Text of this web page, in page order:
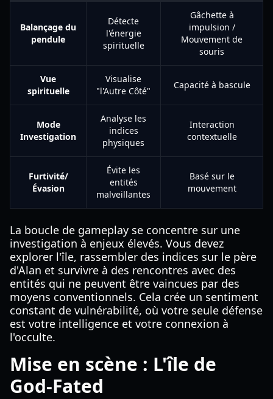
Balançage du
pendule
Détecte
l'énergie
spirituelle
Gâchette à
impulsion /
Mouvement de
souris
Vue
spirituelle
Visualise
"l'Autre Côté"
Capacité à bascule
Mode
Investigation
Analyse les
indices
physiques
Interaction
contextuelle
Furtivité/
Évasion
Évite les
entités
malveillantes
Basé sur le
mouvement
La boucle de gameplay se concentre sur une
investigation à enjeux élevés. Vous devez
explorer l'île, rassembler des indices sur le père
d'Alan et survivre à des rencontres avec des
entités qui ne peuvent être vaincues par des
moyens conventionnels. Cela crée un sentiment
constant de vulnérabilité, où votre seule défense
est votre intelligence et votre connexion à
l'occulte.
Mise en scène : L'île de
God-Fated